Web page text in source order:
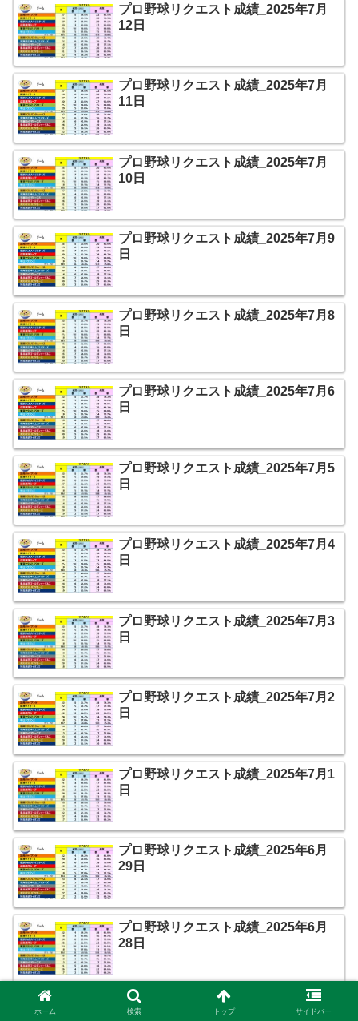
プロ野球リクエスト成績_2025年7月
12日
プロ野球リクエスト成績_2025年7月
11日
プロ野球リクエスト成績_2025年7月
10日
プロ野球リクエスト成績_2025年7月9
日
プロ野球リクエスト成績_2025年7月8
日
プロ野球リクエスト成績_2025年7月6
日
プロ野球リクエスト成績_2025年7月5
日
プロ野球リクエスト成績_2025年7月4
日
プロ野球リクエスト成績_2025年7月3
日
プロ野球リクエスト成績_2025年7月2
日
プロ野球リクエスト成績_2025年7月1
日
プロ野球リクエスト成績_2025年6月
29日
プロ野球リクエスト成績_2025年6月
28日
プロ野球リクエスト成績_2025年6月
ホーム 検索 トップ サイドバー